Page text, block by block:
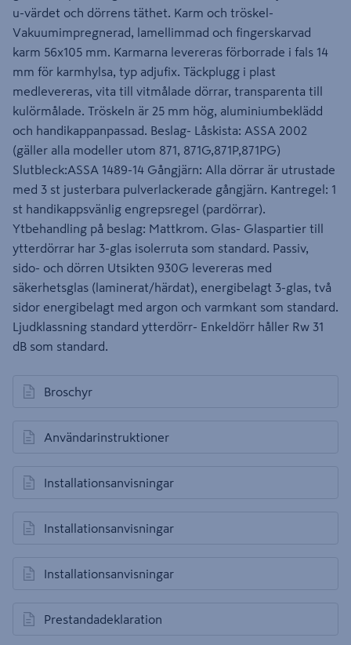
u-värdet och dörrens täthet. Karm och tröskel-
Vakuumimpregnerad, lamellimmad och fingerskarvad
karm 56x105 mm. Karmarna levereras förborrade i fals 14
mm för karmhylsa, typ adjufix. Täckplugg i plast
medlevereras, vita till vitmålade dörrar, transparenta till
kulörmålade. Tröskeln är 25 mm hög, aluminiumbeklädd
och handikappanpassad. Beslag- Låskista: ASSA 2002
(gäller alla modeller utom 871, 871G,871P,871PG)
Slutbleck:ASSA 1489-14 Gångjärn: Alla dörrar är utrustade
med 3 st justerbara pulverlackerade gångjärn. Kantregel: 1
st handikappsvänlig engrepsregel (pardörrar).
Ytbehandling på beslag: Mattkrom. Glas- Glaspartier till
ytterdörrar har 3-glas isolerruta som standard. Passiv,
sido- och dörren Utsikten 930G levereras med
säkerhetsglas (laminerat/härdat), energibelagt 3-glas, två
sidor energibelagt med argon och varmkant som standard.
Ljudklassning standard ytterdörr- Enkeldörr håller Rw 31
dB som standard.
Broschyr
öppnas i en ny flik
Användarinstruktioner
öppnas i en ny flik
Installationsanvisningar
öppnas i en ny flik
Installationsanvisningar
öppnas i en ny flik
Installationsanvisningar
öppnas i en ny flik
Prestandadeklaration
öppnas i en ny flik